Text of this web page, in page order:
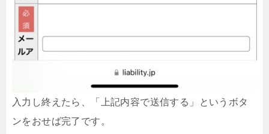
入力し終えたら、「上記内容で送信する」というボタ
ンをおせば完了です。